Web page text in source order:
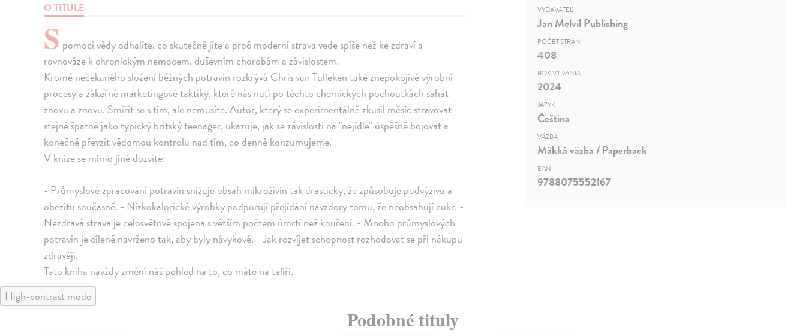
O TITULE
S pomocí vědy odhalíte, co skutečně jíte a proč moderní strava vede spíše než ke zdraví a
rovnováze k chronickým nemocem, duševním chorobám a závislostem.
Kromě nečekaného složení běžných potravin rozkrývá Chris van Tulleken také znepokojivé výrobní
procesy a zákeřné marketingové taktiky, které nás nutí po těchto chemických pochoutkách sahat
znovu a znovu. Smířit se s tím, ale nemusíte. Autor, který se experimentálně zkusil měsíc stravovat
stejně špatně jako typický britský teenager, ukazuje, jak se závislosti na "nejídle" úspěšně bojovat a
konečně převzít vědomou kontrolu nad tím, co denně konzumujeme.
V knize se mimo jiné dozvíte:
- Průmyslové zpracování potravin snižuje obsah mikroživin tak drasticky, že způsobuje podvýživu a
obezitu současně. - Nízkokalorické výrobky podporují přejídání navzdory tomu, že neobsahují cukr. -
Nezdravá strava je celosvětově spojena s větším počtem úmrtí než kouření. - Mnoho průmyslových
potravin je cíleně navrženo tak, aby byly návykové. - Jak rozvíjet schopnost rozhodovat se při nákupu
zdravěji.
Tato kniha navždy změní náš pohled na to, co máte na talíři.
VYDAVATEĽ
Jan Melvil Publishing
POČET STRÁN
408
ROK VYDANIA
2024
JAZYK
Čeština
VÄZBA
Mäkká väzba / Paperback
EAN
9788075552167
High-contrast mode
Podobné tituly